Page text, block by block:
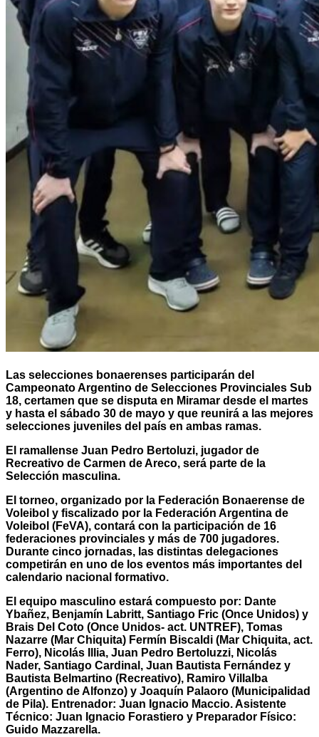
Las selecciones bonaerenses participarán del
Campeonato Argentino de Selecciones Provinciales Sub
18, certamen que se disputa en Miramar desde el martes
y hasta el sábado 30 de mayo y que reunirá a las mejores
selecciones juveniles del país en ambas ramas.
El ramallense Juan Pedro Bertoluzi, jugador de
Recreativo de Carmen de Areco, será parte de la
Selección masculina.
El torneo, organizado por la Federación Bonaerense de
Voleibol y fiscalizado por la Federación Argentina de
Voleibol (FeVA), contará con la participación de 16
federaciones provinciales y más de 700 jugadores.
Durante cinco jornadas, las distintas delegaciones
competirán en uno de los eventos más importantes del
calendario nacional formativo.
El equipo masculino estará compuesto por: Dante
Ybañez, Benjamín Labritt, Santiago Fric (Once Unidos) y
Brais Del Coto (Once Unidos- act. UNTREF), Tomas
Nazarre (Mar Chiquita) Fermín Biscaldi (Mar Chiquita, act.
Ferro), Nicolás Illia, Juan Pedro Bertoluzzi, Nicolás
Nader, Santiago Cardinal, Juan Bautista Fernández y
Bautista Belmartino (Recreativo), Ramiro Villalba
(Argentino de Alfonzo) y Joaquín Palaoro (Municipalidad
de Pila). Entrenador: Juan Ignacio Maccio. Asistente
Técnico: Juan Ignacio Forastiero y Preparador Físico:
Guido Mazzarella.